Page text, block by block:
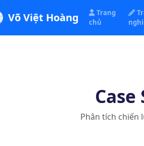
Võ Việt Hoàng
Trang
chủ
Phân tích chiến